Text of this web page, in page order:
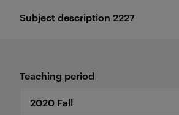
Subject description 2227
Teaching period